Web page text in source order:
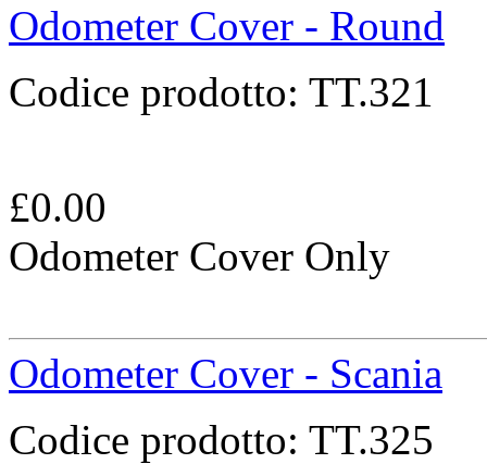
Odometer Cover - Round
Codice prodotto: TT.321
£0.00
Odometer Cover Only
Odometer Cover - Scania
Codice prodotto: TT.325